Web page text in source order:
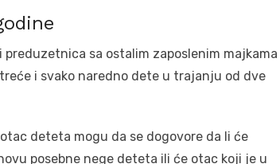
sa ostalim zaposlenim majkama
i svako naredno dete u trajanju od dve
deteta mogu da se dogovore da li će
posebne nege deteta ili će otac koji je u